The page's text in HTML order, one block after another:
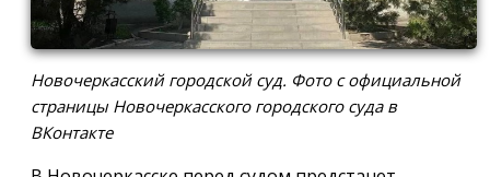
Новочеркасский городской суд. Фото с официальной
страницы Новочеркасского городского суда в
ВКонтакте